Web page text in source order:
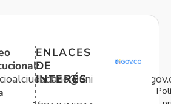
ENLACES
DE
INTERÉS